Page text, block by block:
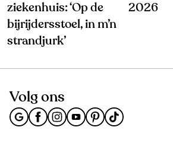
ziekenhuis: ‘Op de
bijrijdersstoel, in m’n
strandjurk’
2026
Volg ons